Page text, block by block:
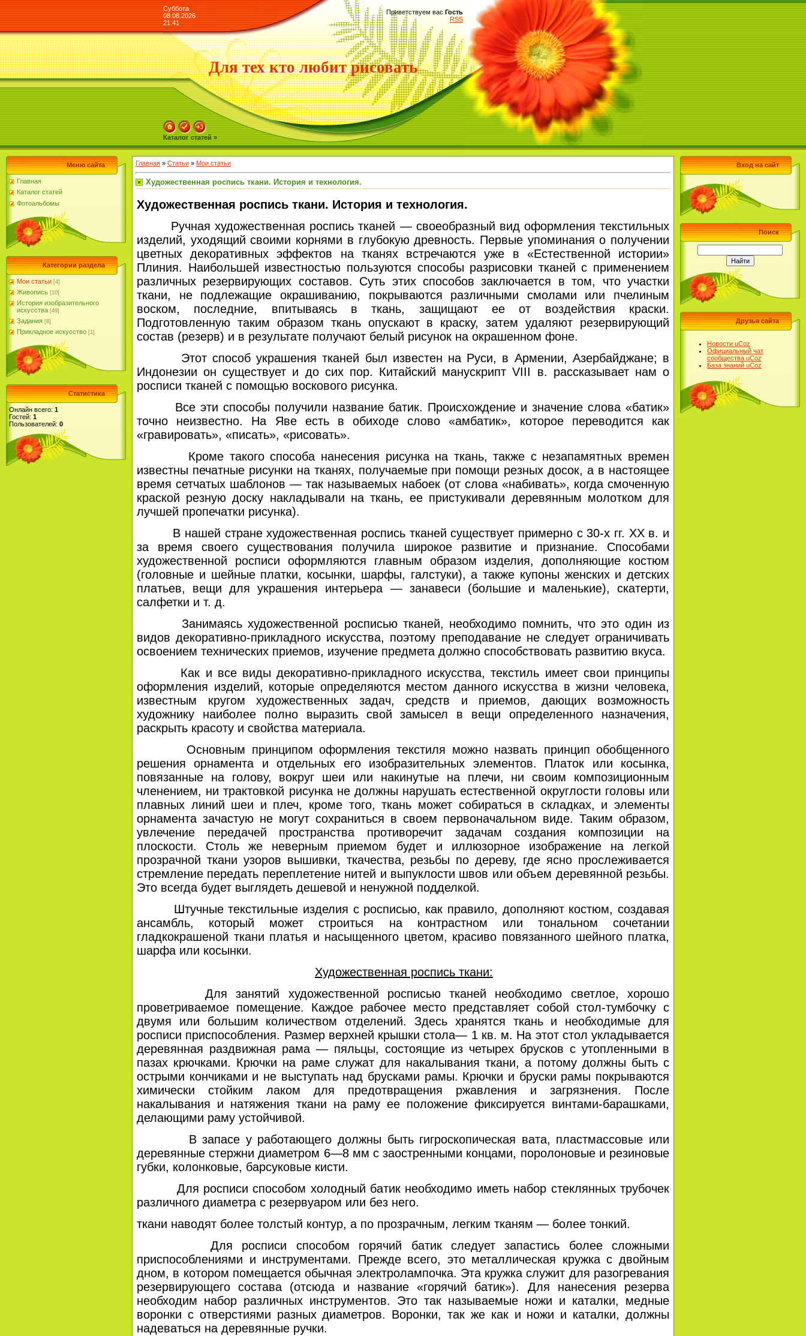
Суббота
08.08.2026
21:41
Приветствуем вас Гость
RSS
Для тех кто любит рисовать
Каталог статей »
Меню сайта
Главная
Каталог статей
Фотоальбомы
Категории раздела
Мои статьи [4]
Живопись [10]
История изобразительного
искусства [49]
Задания [8]
Прикладное искусство [1]
Статистика
Онлайн всего: 1
Гостей: 1
Пользователей: 0
Главная » Статьи » Мои статьи
Художественная роспись ткани. История и технология.
Художественная роспись ткани. История и технология.
Ручная художественная роспись тканей — своеобразный вид оформления текстильных
изделий, уходящий своими корнями в глубокую древность. Первые упоминания о получении
цветных декоративных эффектов на тканях встречаются уже в «Естественной истории»
Плиния. Наибольшей известностью пользуются способы разрисовки тканей с применением
различных резервирующих составов. Суть этих способов заключается в том, что участки
ткани, не подлежащие окрашиванию, покрываются различными смолами или пчелиным
воском, последние, впитываясь в ткань, защищают ее от воздействия краски.
Подготовленную таким образом ткань опускают в краску, затем удаляют резервирующий
состав (резерв) и в результате получают белый рисунок на окрашенном фоне.
Этот способ украшения тканей был известен на Руси, в Армении, Азербайджане; в
Индонезии он существует и до сих пор. Китайский манускрипт VIII в. рассказывает нам о
росписи тканей с помощью воскового рисунка.
Все эти способы получили название батик. Происхождение и значение слова «батик»
точно неизвестно. На Яве есть в обиходе слово «амбатик», которое переводится как
«гравировать», «писать», «рисовать».
Кроме такого способа нанесения рисунка на ткань, также с незапамятных времен
известны печатные рисунки на тканях, получаемые при помощи резных досок, а в настоящее
время сетчатых шаблонов — так называемых набоек (от слова «набивать», когда смоченную
краской резную доску накладывали на ткань, ее пристукивали деревянным молотком для
лучшей пропечатки рисунка).
В нашей стране художественная роспись тканей существует примерно с30-х гг. XX в. и
за время своего существования получила широкое развитие и признание. Способами
художественной росписи оформляются главным образом изделия, дополняющие костюм
(головные и шейные платки, косынки, шарфы, галстуки), а также купоны женских и детских
платьев, вещи для украшения интерьера — занавеси (большие и маленькие), скатерти,
салфетки и т. д.
Занимаясь художественной росписью тканей, необходимо помнить, что это один из
видов декоративно-прикладного искусства, поэтому преподавание не следует ограничивать
освоением технических приемов, изучение предмета должно способствовать развитию вкуса.
Как и все виды декоративно-прикладного искусства, текстиль имеет свои принципы
оформления изделий, которые определяются местом данного искусства в жизни человека,
известным кругом художественных задач, средств и приемов, дающих возможность
художнику наиболее полно выразить свой замысел в вещи определенного назначения,
раскрыть красоту и свойства материала.
Основным принципом оформления текстиля можно назвать принцип обобщенного
решения орнамента и отдельных его изобразительных элементов. Платок или косынка,
повязанные на голову, вокруг шеи или накинутые на плечи, ни своим композиционным
членением, ни трактовкой рисунка не должны нарушать естественной округлости головы или
плавных линий шеи и плеч, кроме того, ткань может собираться в складках, и элементы
орнамента зачастую не могут сохраниться в своем первоначальном виде. Таким образом,
увлечение передачей пространства противоречит задачам создания композиции на
плоскости. Столь же неверным приемом будет и иллюзорное изображение на легкой
прозрачной ткани узоров вышивки, ткачества, резьбы по дереву, где ясно прослеживается
стремление передать переплетение нитей и выпуклости швов или объем деревянной резьбы.
Это всегда будет выглядеть дешевой и ненужной подделкой.
Штучные текстильные изделия с росписью, как правило, дополняют костюм, создавая
ансамбль, который может строиться на контрастном или тональном сочетании
гладкокрашеной ткани платья и насыщенного цветом, красиво повязанного шейного платка,
шарфа или косынки.
Художественная роспись ткани:
Для занятий художественной росписью тканей необходимо светлое, хорошо
проветриваемое помещение. Каждое рабочее место представляет собой стол-тумбочку с
двумя или большим количеством отделений. Здесь хранятся ткань и необходимые для
росписи приспособления. Размер верхней крышки стола— 1 кв. м. На этот стол укладывается
деревянная раздвижная рама — пяльцы, состоящие из четырех брусков с утопленными в
пазах крючками. Крючки на раме служат для накалывания ткани, а потому должны быть с
острыми кончиками и не выступать над брусками рамы. Крючки и бруски рамы покрываются
химически стойким лаком для предотвращения ржавления и загрязнения. После
накалывания и натяжения ткани на раму ее положение фиксируется винтами-барашками,
делающими раму устойчивой.
В запасе у работающего должны быть гигроскопическая вата, пластмассовые или
деревянные стержни диаметром 6—8 мм с заостренными концами, поролоновые и резиновые
губки, колонковые, барсуковые кисти.
Для росписи способом холодный батик необходимо иметь набор стеклянных трубочек
различного диаметра с резервуаром или без него.
ткани наводят более толстый контур, а по прозрачным, легким тканям — более тонкий.
Для росписи способом горячий батик следует запастись более сложными
приспособлениями и инструментами. Прежде всего, это металлическая кружка с двойным
дном, в котором помещается обычная электролампочка. Эта кружка служит для разогревания
резервирующего состава (отсюда и название «горячий батик»). Для нанесения резерва
необходим набор различных инструментов. Это так называемые ножи и каталки, медные
воронки с отверстиями разных диаметров. Воронки, так же как и ножи и каталки, должны
надеваться на деревянные ручки.
Вход на сайт
Поиск
Друзья сайта
Новости uCoz
Официальный чат
сообщества uCoz
База знаний uCoz